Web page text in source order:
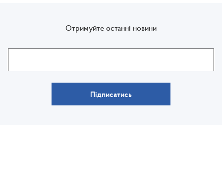
Отримуйте останні новини
Підписатись